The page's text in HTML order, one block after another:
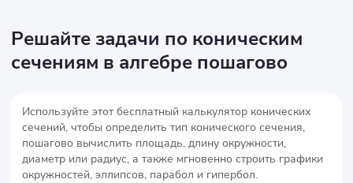
Решайте задачи по коническим
сечениям в алгебре пошагово
Используйте этот бесплатный калькулятор конических
сечений, чтобы определить тип конического сечения,
пошагово вычислить площадь, длину окружности,
диаметр или радиус, а также мгновенно строить графики
окружностей, эллипсов, парабол и гипербол.